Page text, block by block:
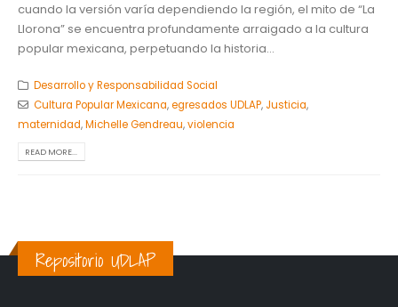
cuando la versión varía dependiendo la región, el mito de “La
Llorona” se encuentra profundamente arraigado a la cultura
popular mexicana, perpetuando la historia...
Desarrollo y Responsabilidad Social
Cultura Popular Mexicana,egresados UDLAP, Justicia,
maternidad,Michelle Gendreau,violencia
READ MORE...
Repositorio UDLAP